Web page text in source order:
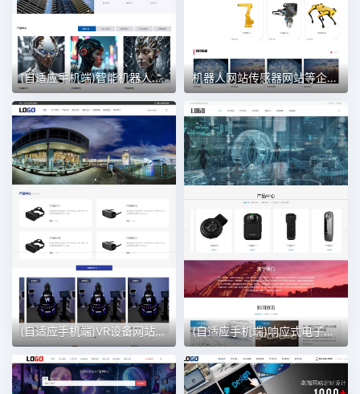
(自适应手机端)智能机器人网站模板 智能AI人工网站 机器人网站传感器网站等企业 传感器网站模版
(自适应手机端)VR设备网站模板 VR眼睛网站 (自适应手机端)响应式电子设备网站模板